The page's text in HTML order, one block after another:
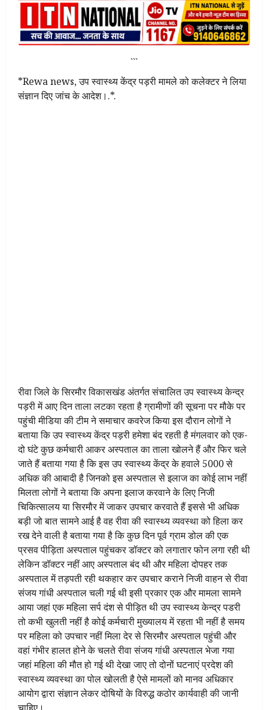
```
*Rewa news, उप स्वास्थ्य केंद्र पड़री मामले को कलेक्टर ने लिया
संज्ञान दिए जांच के आदेश।.*.
रीवा जिले के सिरमौर विकासखंड अंतर्गत संचालित उप स्वास्थ्य केन्द्र
पड़री में आए दिन ताला लटका रहता है ग्रामीणों की सूचना पर मौके पर
पहुंची मीडिया की टीम ने समाचार कवरेज किया इस दौरान लोगों ने
बताया कि उप स्वास्थ्य केंद्र पड़री हमेशा बंद रहती है मंगलवार को एक-
दो घंटे कुछ कर्मचारी आकर अस्पताल का ताला खोलने हैं और फिर चले
जाते हैं बताया गया है कि इस उप स्वास्थ्य केंद्र के हवाले 5000 से
अधिक की आबादी है जिनको इस अस्पताल से इलाज का कोई लाभ नहीं
मिलता लोगों ने बताया कि अपना इलाज करवाने के लिए निजी
चिकित्सालय या सिरमौर में जाकर उपचार करवाते हैं इससे भी अधिक
बड़ी जो बात सामने आई है वह रीवा की स्वास्थ्य व्यवस्था को हिला कर
रख देने वाली है बताया गया है कि कुछ दिन पूर्व ग्राम डोल की एक
प्रसव पीड़िता अस्पताल पहुंचकर डॉक्टर को लगातार फोन लगा रही थी
लेकिन डॉक्टर नहीं आए अस्पताल बंद थी और महिला दोपहर तक
अस्पताल में तड़पती रही थकहार कर उपचार कराने निजी वाहन से रीवा
संजय गांधी अस्पताल चली गई थी इसी प्रकार एक और मामला सामने
आया जहां एक महिला सर्प दंश से पीड़ित थी उप स्वास्थ्य केन्द्र पडरी
तो कभी खुलती नहीं है कोई कर्मचारी मुख्यालय में रहता भी नहीं है समय
पर महिला को उपचार नहीं मिला देर से सिरमौर अस्पताल पहुंची और
वहां गंभीर हालत होने के चलते रीवा संजय गांधी अस्पताल भेजा गया
जहां महिला की मौत हो गई थी देखा जाए तो दोनों घटनाएं प्रदेश की
स्वास्थ्य व्यवस्था का पोल खोलती है ऐसे मामलों को मानव अधिकार
आयोग द्वारा संज्ञान लेकर दोषियों के विरुद्ध कठोर कार्यवाही की जानी